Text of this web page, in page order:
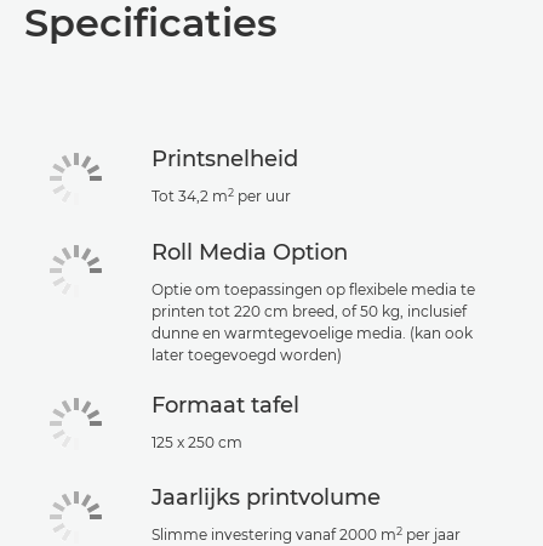
Specificaties
PDF downloaden
Specificaties
Printsnelheid
Tot 34,2 m2 per uur
Roll Media Option
Optie om toepassingen op flexibele media te
printen tot 220 cm breed, of 50 kg, inclusief
dunne en warmtegevoelige media. (kan ook
later toegevoegd worden)
Formaat tafel
125 x 250 cm
Jaarlijks printvolume
Slimme investering vanaf 2000 m2 per jaar